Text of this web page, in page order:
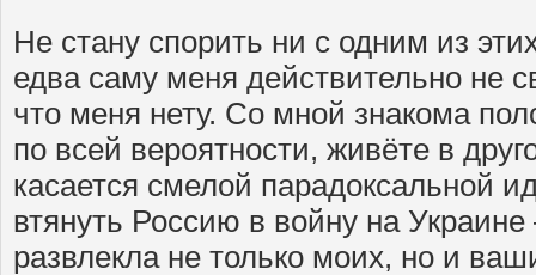
Не стану спорить ни с одним из
едва саму меня действительно не
что меня нету. Со мной знакома
по всей вероятности, живёте в
касается смелой парадоксальной
втянуть Россию в войну на
развлекла не только моих, но и